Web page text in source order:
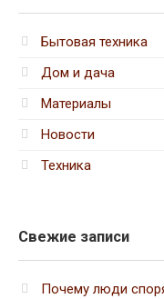
Бытовая техника
Дом и дача
Материалы
Новости
Техника
Свежие записи
Почему люди